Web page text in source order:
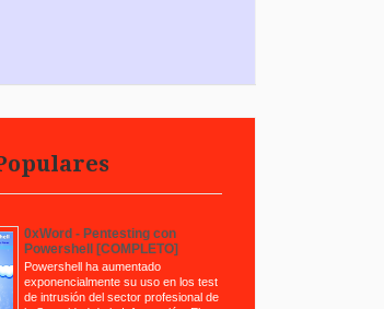
0xWord - Pentesting con
Powershell [COMPLETO]
Powershell ha aumentado
exponencialmente su uso en los test
de intrusión del sector profesional de